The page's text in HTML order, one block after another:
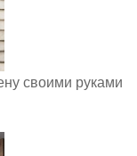
своими руками